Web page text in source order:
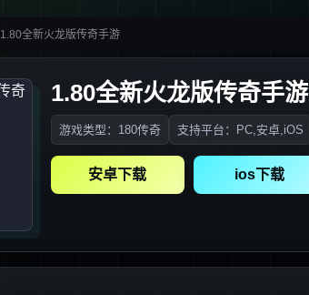
1.80全新火龙版传奇手游
1.80全新火龙版传奇手游
游戏类型：180传奇 支持平台：PC,安卓,iOS
安卓下载 ios下载